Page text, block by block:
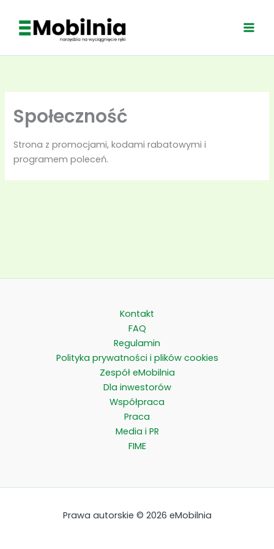
treści
Społeczność
Strona z promocjami, kodami rabatowymi i
programem poleceń.
Kontakt
FAQ
Regulamin
Polityka prywatności i plików cookies
Zespół eMobilnia
Dla inwestorów
Współpraca
Praca
Media i PR
FIME
Prawa autorskie © 2026 eMobilnia